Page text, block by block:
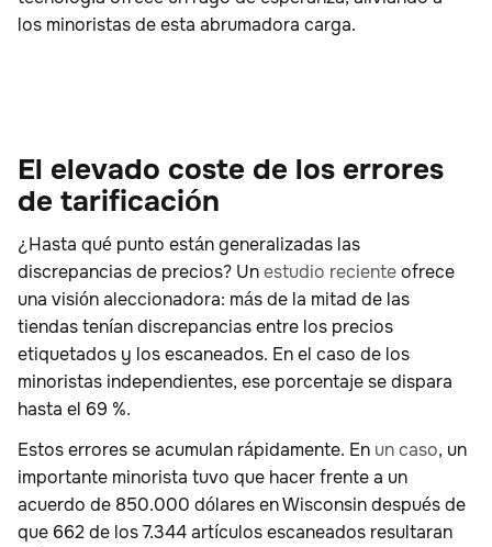
los minoristas de esta abrumadora carga.
El elevado coste de los errores
de tarificación
¿Hasta qué punto están generalizadas las
discrepancias de precios? Unestudio recienteofrece
una visión aleccionadora: más de la mitad de las
tiendas tenían discrepancias entre los precios
etiquetados y los escaneados. En el caso de los
minoristas independientes, ese porcentaje se dispara
hasta el 69 %.
Estos errores se acumulan rápidamente. En un caso, un
importante minorista tuvo que hacer frente a un
acuerdo de 850.000 dólares en Wisconsin después de
que 662 de los 7.344 artículos escaneados resultaran